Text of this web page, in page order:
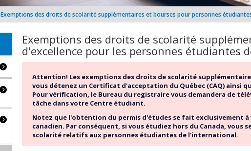
Exemptions des droits de scolarité supplémentaires et bourses pour personnes
Exemptions des droits de scolarité
d'excellence pour les personnes étudiantes
Attention! Les exemptions des droits de scolarité
vous détenez un Certificat d'acceptation du Québec (CAQ) ainsi
Pour vérification, le Bureau du registraire vous demandera de
tâche dans votre Centre étudiant.
Notez que l'obtention du permis d'études se fait exclusivement
canadien. Par conséquent, si vous étudiez hors du Canada, vous
scolarité relatifs aux personnes étudiantes de l'international.